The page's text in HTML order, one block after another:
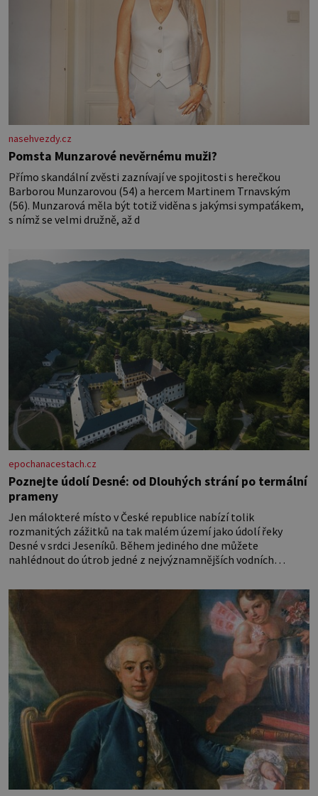
nasehvezdy.cz
Pomsta Munzarové nevěrnému muži?
Přímo skandální zvěsti zaznívají ve spojitosti s herečkou
Barborou Munzarovou (54) a hercem Martinem Trnavským
(56). Munzarová měla být totiž viděna s jakýmsi sympaťákem,
s nímž se velmi družně, až d
epochanacestach.cz
Poznejte údolí Desné: od Dlouhých strání po termální
prameny
Jen málokteré místo v České republice nabízí tolik
rozmanitých zážitků na tak malém území jako údolí řeky
Desné v srdci Jeseníků. Během jediného dne můžete
nahlédnout do útrob jedné z nejvýznamnějších vodních
koloběžce a den zakončit poznáváním památek ve Velkých
Losinách nebo v termálním